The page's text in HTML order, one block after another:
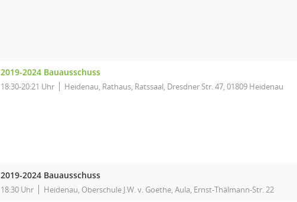
2019-2024 Bauausschuss
18:30-20:21 Uhr Heidenau, Rathaus, Ratssaal, Dresdner Str. 47, 01809 Heidenau
2019-2024 Bauausschuss
18:30 Uhr Heidenau, Oberschule J.W. v. Goethe, Aula, Ernst-Thälmann-Str. 22